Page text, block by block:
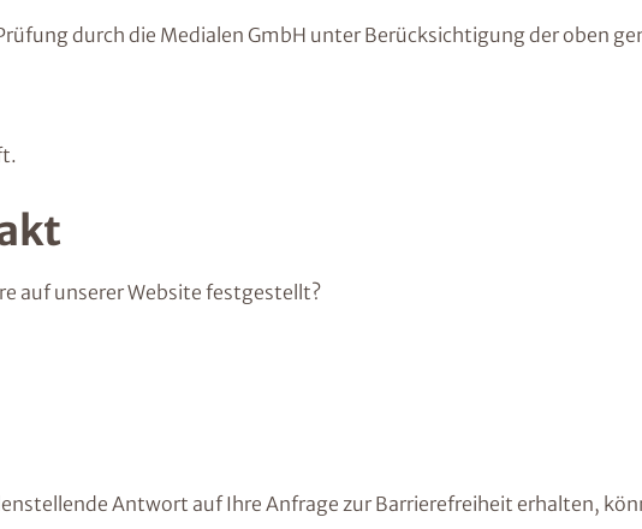
durch die Medialen GmbH unter Berücksichtigung der oben
auf unserer Website festgestellt?
Antwort auf Ihre Anfrage zur Barrierefreiheit erhalten,